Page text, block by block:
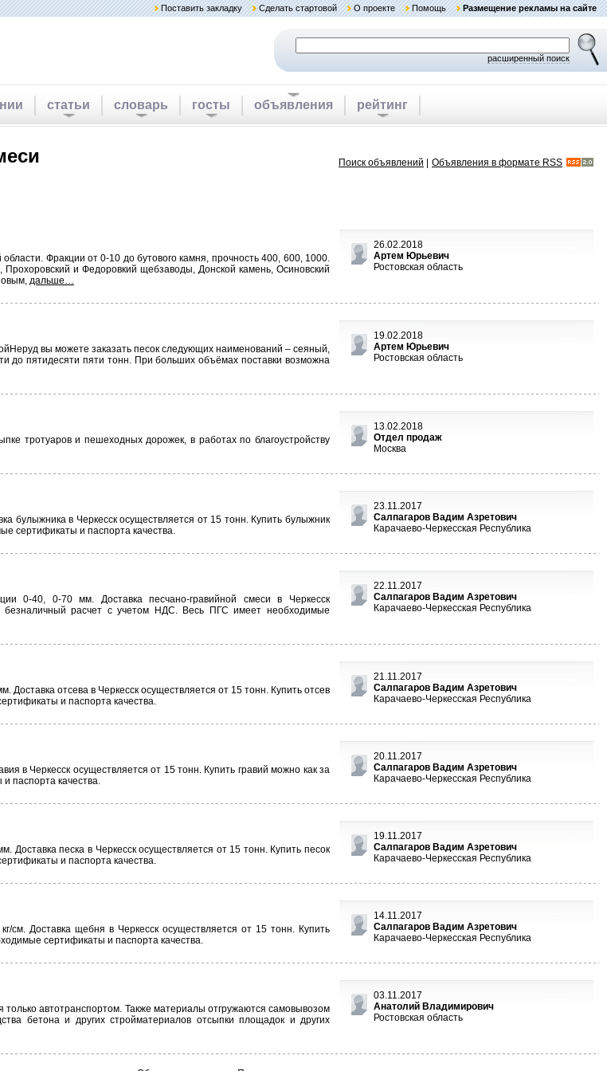
Поставить закладку Сделать стартовой О проекте Помощь Размещение рекламы на сайте
расширенный поиск
статьи словарь госты объявления рейтинг
Поиск объявлений Объявления в формате RSS
Фракции от 0-10 до бутового камня, прочность 400, 600, 1000.
Прохоровский и Федоровкий щебзаводы, Донской камень, Осиновский
дальше…
26.02.2018
Артем Юрьевич
Ростовская область
вы можете заказать песок следующих наименований – сеяный,
до пятидесяти пяти тонн. При больших объёмах поставки возможна
19.02.2018
Артем Юрьевич
Ростовская область
тротуаров и пешеходных дорожек, в работах по благоустройству
13.02.2018
Отдел продаж
Москва
булыжника в Черкесск осуществляется от 15 тонн. Купить булыжник
сертификаты и паспорта качества.
23.11.2017
Салпагаров Вадим Азретович
Карачаево-Черкесская Республика
0-40, 0-70 мм. Доставка песчано-гравийной смеси в Черкесск
безналичный расчет с учетом НДС. Весь ПГС имеет необходимые
22.11.2017
Салпагаров Вадим Азретович
Карачаево-Черкесская Республика
отсева в Черкесск осуществляется от 15 тонн. Купить отсев
и паспорта качества.
21.11.2017
Салпагаров Вадим Азретович
Карачаево-Черкесская Республика
в Черкесск осуществляется от 15 тонн. Купить гравий можно как за
паспорта качества.
20.11.2017
Салпагаров Вадим Азретович
Карачаево-Черкесская Республика
Доставка песка в Черкесск осуществляется от 15 тонн. Купить песок
и паспорта качества.
19.11.2017
Салпагаров Вадим Азретович
Карачаево-Черкесская Республика
см. Доставка щебня в Черкесск осуществляется от 15 тонн. Купить
сертификаты и паспорта качества.
14.11.2017
Салпагаров Вадим Азретович
Карачаево-Черкесская Республика
автотранспортом. Также материалы отгружаются самовывозом
бетона и других стройматериалов отсыпки площадок и других
03.11.2017
Анатолий Владимирович
Ростовская область